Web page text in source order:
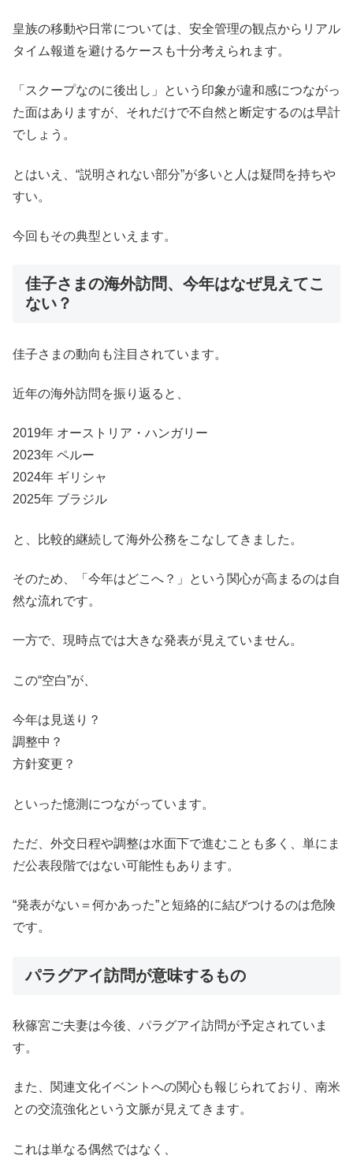
皇族の移動や日常については、安全管理の観点からリアル
タイム報道を避けるケースも十分考えられます。
「スクープなのに後出し」という印象が違和感につながっ
た面はありますが、それだけで不自然と断定するのは早計
でしょう。
とはいえ、“説明されない部分”が多いと人は疑問を持ちや
すい。
今回もその典型といえます。
佳子さまの海外訪問、今年はなぜ見えてこ
ない？
佳子さまの動向も注目されています。
近年の海外訪問を振り返ると、
2019年 オーストリア・ハンガリー
2023年 ペルー
2024年 ギリシャ
2025年 ブラジル
と、比較的継続して海外公務をこなしてきました。
そのため、「今年はどこへ？」という関心が高まるのは自
然な流れです。
一方で、現時点では大きな発表が見えていません。
この“空白”が、
今年は見送り？
調整中？
方針変更？
といった憶測につながっています。
ただ、外交日程や調整は水面下で進むことも多く、単にま
だ公表段階ではない可能性もあります。
“発表がない＝何かあった”と短絡的に結びつけるのは危険
です。
パラグアイ訪問が意味するもの
秋篠宮ご夫妻は今後、パラグアイ訪問が予定されていま
す。
また、関連文化イベントへの関心も報じられており、南米
との交流強化という文脈が見えてきます。
これは単なる偶然ではなく、